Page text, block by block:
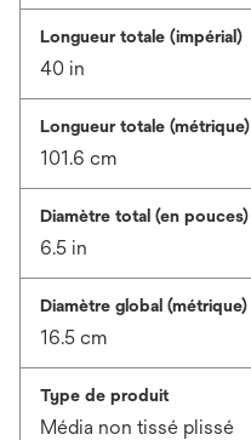
Longueur totale (impérial)
40 in
Longueur totale (métrique)
101.6 cm
Diamètre total (en pouces)
6.5 in
Diamètre global (métrique)
16.5 cm
Type de produit
Média non tissé plissé